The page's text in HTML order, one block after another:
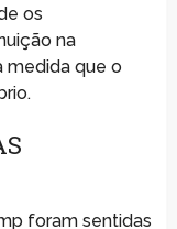
os
na
medida que o
foram sentidas